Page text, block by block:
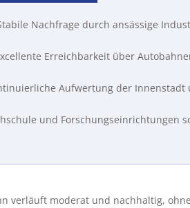
Nachfrage durch ansässige
Erreichbarkeit über
Aufwertung der Innenstadt
und Forschungseinrichtungen
verläuft moderat und nachhaltig,